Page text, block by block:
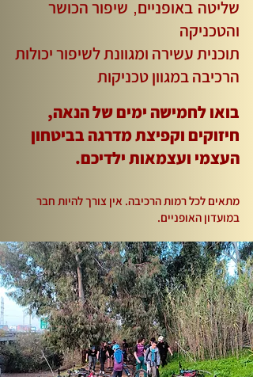
שליטה באופניים, שיפור הכושר
והטכניקה
תוכנית עשירה ומגוונת לשיפור יכולות
הרכיבה במגוון טכניקות
בואו לחמישה ימים שלהנאה,
חיזוקים וקפיצת מדרגה בביטחון
העצמי ועצמאות ילדיכם.
מתאים לכל רמות הרכיבה. אין צורך להיות חבר
במועדון האופניים.